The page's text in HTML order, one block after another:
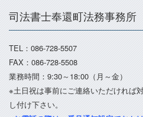
司法書士奉還町法務事務所
TEL：086-728-5507
FAX：086-728-5508
業務時間：9:30～18:00（月～金）
※土日祝は事前にご連絡いただければ
し付け下さい。